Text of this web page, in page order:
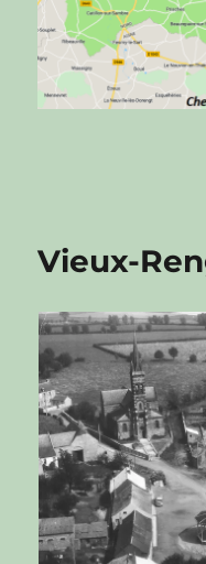
Chemin
Vieux-